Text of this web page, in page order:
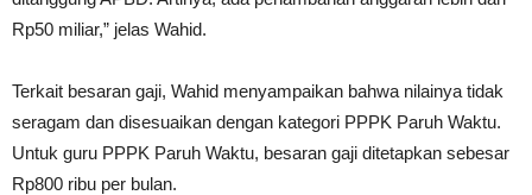
Rp50 miliar,” jelas Wahid.
Terkait besaran gaji, Wahid menyampaikan bahwa nilainya tidak
seragam dan disesuaikan dengan kategori PPPK Paruh Waktu.
Untuk guru PPPK Paruh Waktu, besaran gaji ditetapkan sebesar
Rp800 ribu per bulan.